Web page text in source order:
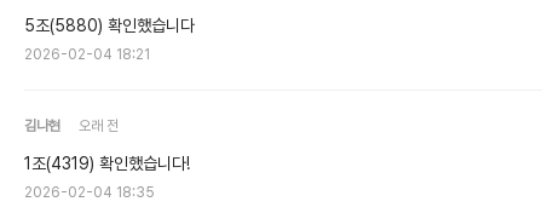
5조(5880) 확인했습니다
2026-02-04 18:21
김나현 오래 전
1조(4319) 확인했습니다!
2026-02-04 18:35